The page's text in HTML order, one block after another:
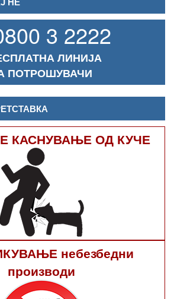
3 2222
ЛИНИЈА
ПОТРОШУВАЧИ
КАСНУВАЊЕ ОД КУЧЕ
небезбедни
производи